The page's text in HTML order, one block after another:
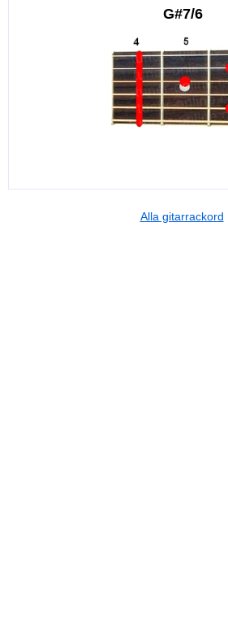
G#7/6
Alla gitarrackord